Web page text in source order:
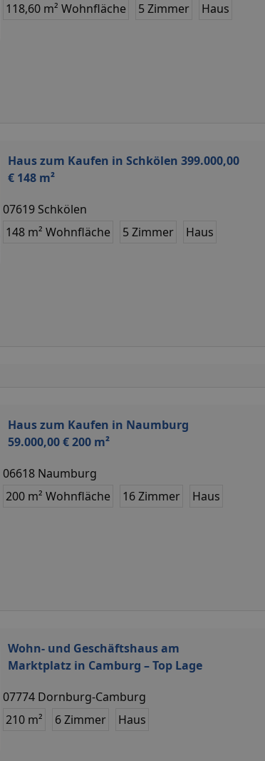
118,60 m² Wohnfläche
5 Zimmer Haus
Haus zum Kaufen in Schkölen 399.000,00
€ 148 m²
07619 Schkölen
148 m² Wohnfläche
5 Zimmer Haus
Haus zum Kaufen in Naumburg
59.000,00 € 200 m²
06618 Naumburg
200 m² Wohnfläche
16 Zimmer Haus
Wohn- und Geschäftshaus am
Marktplatz in Camburg – Top Lage
07774 Dornburg-Camburg
210 m²
6 Zimmer Haus